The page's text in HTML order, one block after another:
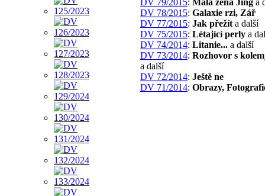
DV 78/2015: Galaxie rzi, Zář
DV 77/2015: Jak přežít a další
DV 75/2015: Létající perly a
DV 74/2014: Litanie... a další
DV 73/2014: Rozhovor s
a další
DV 72/2014: Ještě ne
DV 71/2014: Obrazy,